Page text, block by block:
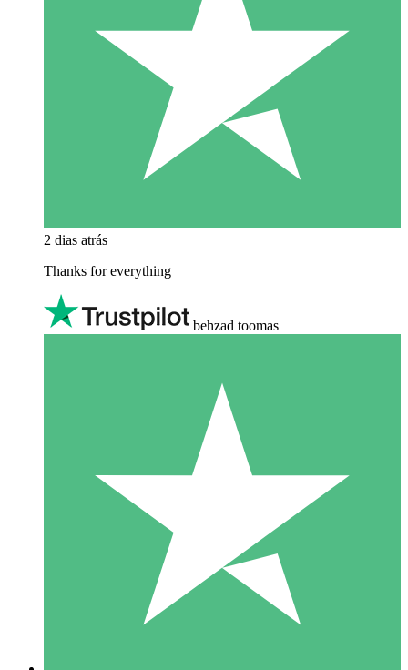
2 dias atrás
Thanks for everything
behzad toomas